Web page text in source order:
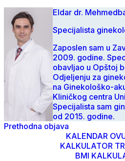
Eldar dr.
Specijalista
Zaposlen sam u
2009. godine.
obavljao u Opštoj
Odjeljenju za
na Ginekološko-
Kliničkog centra
Specijalista sam
od 2015. godine.
Prethodna objava
KALENDAR
KALKULATOR
BMI